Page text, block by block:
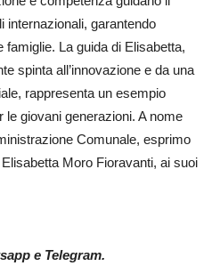
internazionali, garantendo
La guida di Elisabetta,
spinta all’innovazione e da una
rappresenta un esempio
giovani generazioni. A nome
Comunale, esprimo
Moro Fioravanti, ai suoi
e Telegram.